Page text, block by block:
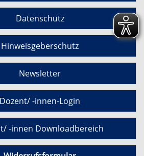
Datenschutz
Hinweisgeberschutz
Newsletter
Dozent/ -innen-Login
-innen Downloadbereich